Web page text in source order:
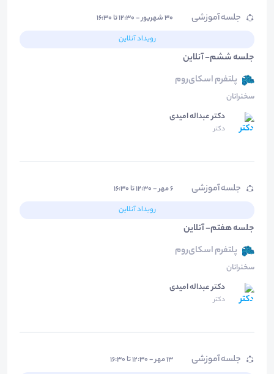
جلسه آموزشی
۳۰ شهریور - ۱۲:۳۰ تا ۱۶:۳۰
رویداد آنلاین
جلسه ششم- آنلاین
پلتفرم اسکای‌روم
سخنرانان
دکتر عبداله امیدی
دکتر
جلسه آموزشی
۶ مهر - ۱۲:۳۰ تا ۱۶:۳۰
رویداد آنلاین
جلسه هفتم- آنلاین
پلتفرم اسکای‌روم
سخنرانان
دکتر عبداله امیدی
دکتر
جلسه آموزشی
۱۳ مهر - ۱۲:۳۰ تا ۱۶:۳۰